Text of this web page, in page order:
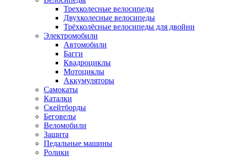
Трехколесные велосипеды
Двухколесные велосипеды
Трёхколёсные велосипеды для двойни
Электромобили
Автомобили
Багги
Квадроциклы
Мотоциклы
Аккумуляторы
Самокаты
Каталки
Скейтборды
Беговелы
Веломобили
Защита
Педальные машины
Ролики